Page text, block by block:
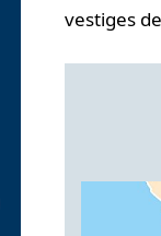
vestiges